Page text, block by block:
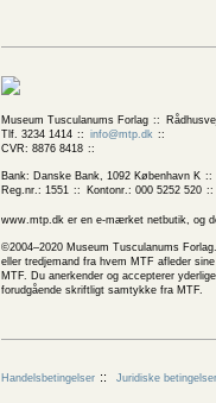
Museum Tusculanums Forlag
Tlf. 3234 1414
info@mtp.dk
CVR: 8876 8418
Bank: Danske Bank, 1092 København K
Reg.nr.: 1551
Kontonr.: 000 5252 520
www.mtp.dk er en e-mærket netbutik, og
©2004–2020 Museum Tusculanums
eller tredjemand fra hvem MTF afleder
MTF. Du anerkender og accepterer
forudgående skriftligt samtykke fra MTF.
Handelsbetingelser Juridiske betingelser